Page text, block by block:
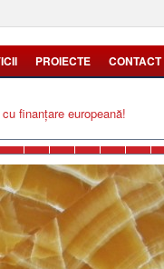
PROIECTE CONTACT
finanțare europeană!